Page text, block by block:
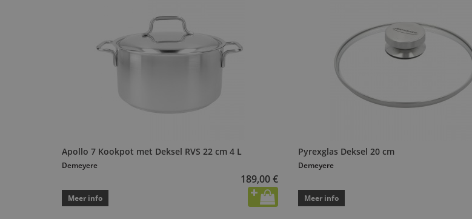
Apollo 7 Kookpot met Deksel RVS 22 cm 4 L
Demeyere
189,00 €
Meer info
Pyrexglas Deksel 20 cm
Demeyere
Meer info